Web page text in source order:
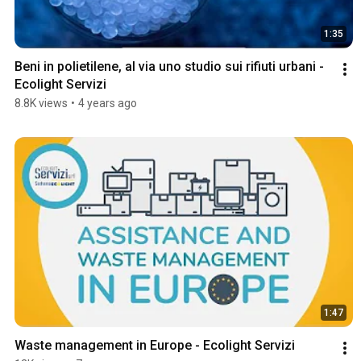
1:35
Beni in polietilene, al via uno studio sui rifiuti urbani -
Ecolight Servizi
8.8K views • 4 years ago
1:47
Waste management in Europe - Ecolight Servizi